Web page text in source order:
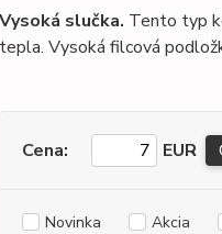
Vysoká slučka. Tento typ
tepla. Vysoká filcová
Cena: EUR
Novinka Akcia